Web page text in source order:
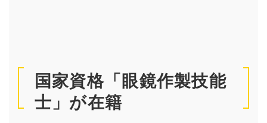
国家資格「眼鏡作製技能
士」が在籍